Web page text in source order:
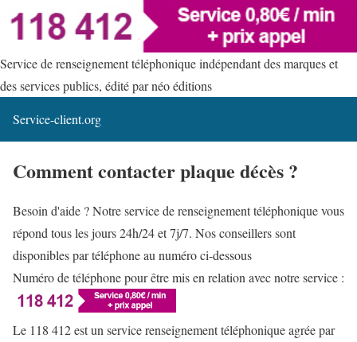
Service de renseignement téléphonique indépendant des marques et
des services publics, édité par néo éditions
Service-client.org
Comment contacter plaque décès ?
Besoin d'aide ? Notre service de renseignement téléphonique vous
répond tous les jours 24h/24 et 7j/7. Nos conseillers sont
disponibles par téléphone au numéro ci-dessous
Numéro de téléphone pour être mis en relation avec notre service :
Le 118 412 est un service renseignement téléphonique agrée par